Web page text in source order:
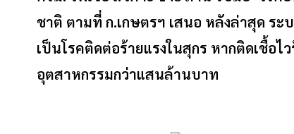
ชาติ ตามที่ ก.เกษตรฯ เสนอ หลังล่าสุด ระ
เป็นโรคติดต่อร้ายแรงในสุกร หากติดเชื้อไ
อุตสาหกรรมกว่าแสนล้านบาท